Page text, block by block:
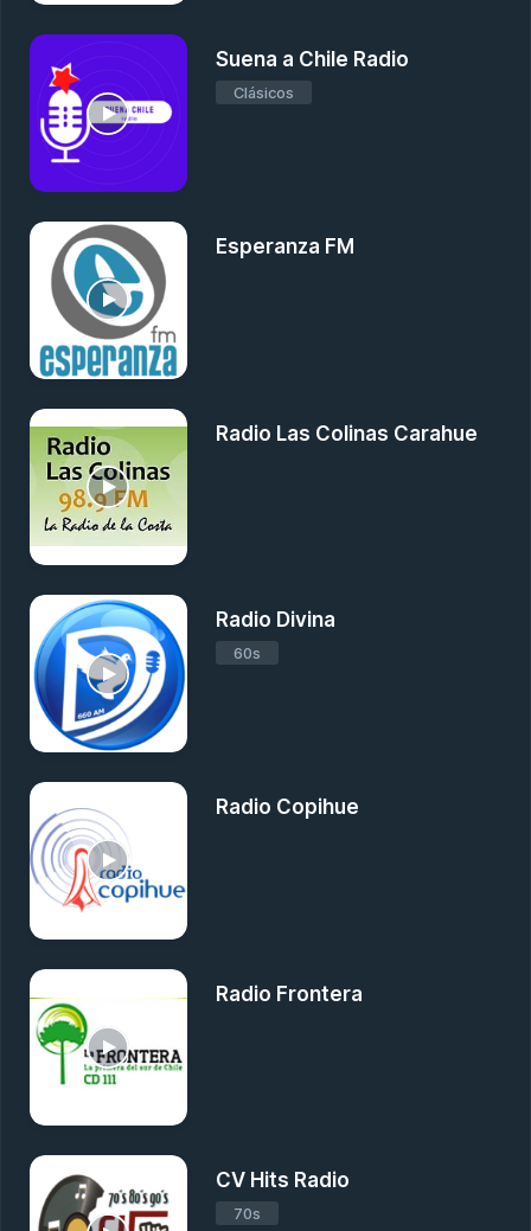
Suena a Chile Radio
Clásicos
Esperanza FM
Radio Las Colinas Carahue
Radio Divina
60s
Radio Copihue
Radio Frontera
CV Hits Radio
70s